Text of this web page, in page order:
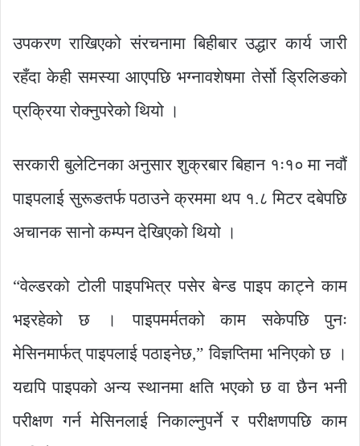
उपकरण राखिएको संरचनामा बिहीबार उद्धार कार्य जारी
रहँदा केही समस्या आएपछि भग्नावशेषमा तेर्सो ड्रिलिङको
प्रक्रिया रोक्नुपरेको थियो ।
सरकारी बुलेटिनका अनुसार शुक्रबार बिहान १ः१० मा नवौं
पाइपलाई सुरूङतर्फ पठाउने क्रममा थप १.८ मिटर दबेपछि
अचानक सानो कम्पन देखिएको थियो ।
“वेल्डरको टोली पाइपभित्र पसेर बेन्ड पाइप काट्ने काम
भइरहेको छ । पाइपमर्मतको काम सकेपछि पुनः
मेसिनमार्फत् पाइपलाई पठाइनेछ,” विज्ञप्तिमा भनिएको छ ।
यद्यपि पाइपको अन्य स्थानमा क्षति भएको छ वा छैन भनी
परीक्षण गर्न मेसिनलाई निकाल्नुपर्ने र परीक्षणपछि काम